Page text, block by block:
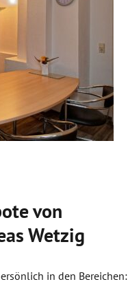
von
Wetzig
in den Bereichen: